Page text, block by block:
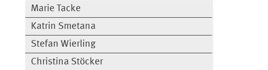
Marie Tacke
Katrin Smetana
Stefan Wierling
Christina Stöcker